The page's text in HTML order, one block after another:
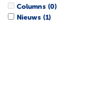
Columns (0)
Nieuws (1)